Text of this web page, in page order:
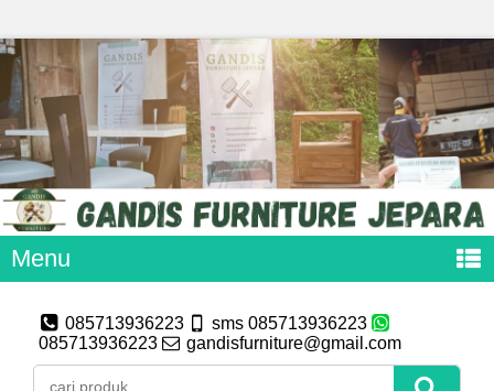
Menu
085713936223
sms 085713936223
085713936223
gandisfurniture@gmail.com